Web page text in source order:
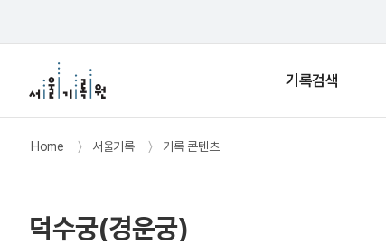
기록검색
Home 〉 서울기록 〉 기록 콘텐츠
덕수궁(경운궁)